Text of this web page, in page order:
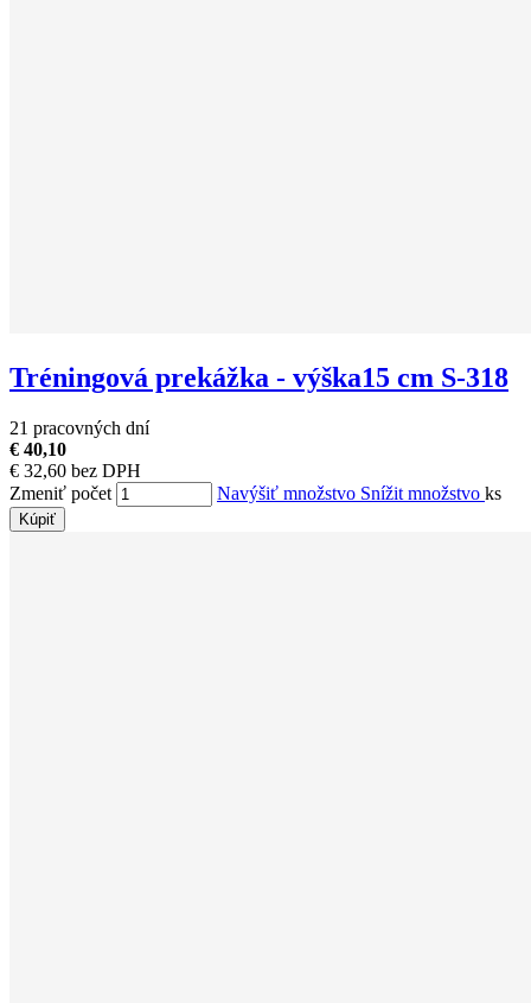
Tréningová prekážka - výška15 cm S-318
21 pracovných dní
€ 40,10
€ 32,60 bez DPH
Zmeniť počet
Navýšiť množstvo Snížit množstvo ks
Kúpiť